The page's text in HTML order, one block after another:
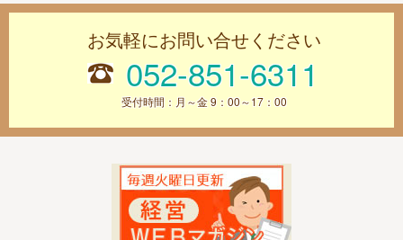
お気軽にお問い合せください
052-851-6311
受付時間：月～金 9：00～17：00